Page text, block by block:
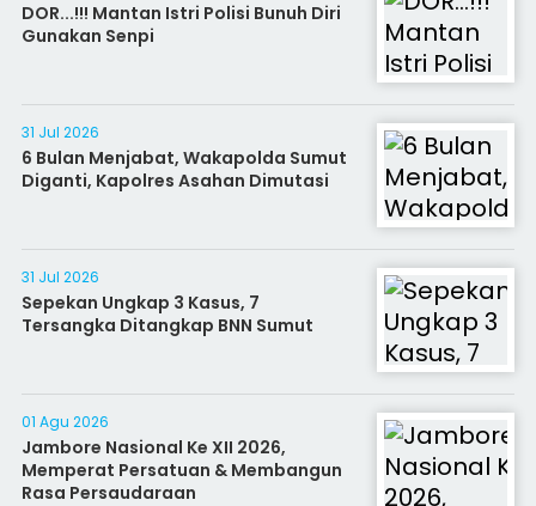
DOR...!!! Mantan Istri Polisi Bunuh Diri
Gunakan Senpi
31 Jul 2026
6 Bulan Menjabat, Wakapolda Sumut
Diganti, Kapolres Asahan Dimutasi
31 Jul 2026
Sepekan Ungkap 3 Kasus, 7
Tersangka Ditangkap BNN Sumut
01 Agu 2026
Jambore Nasional Ke XII 2026,
Memperat Persatuan & Membangun
Rasa Persaudaraan